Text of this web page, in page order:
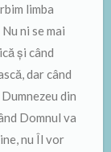
limba
ni se mai
și când
dar când
din
Domnul va
nu Îl vor